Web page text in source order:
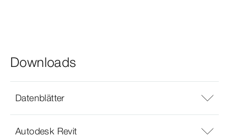
Downloads
Datenblätter
Autodesk Revit